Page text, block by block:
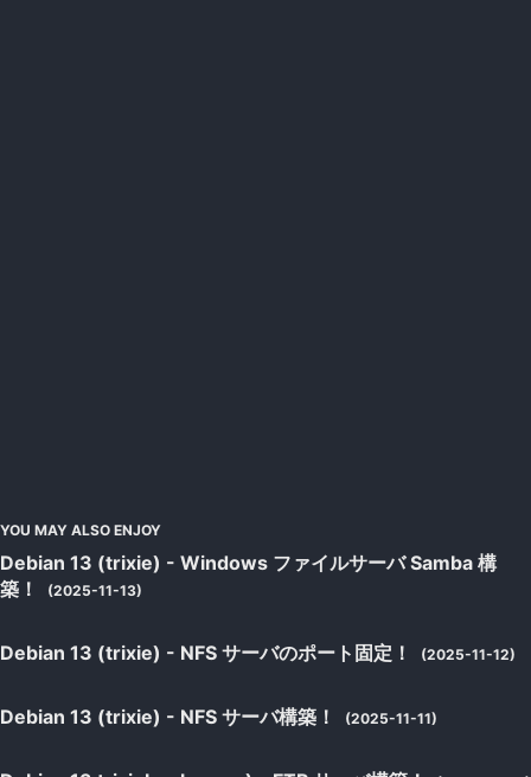
YOU MAY ALSO ENJOY
Debian 13 (trixie) - Windows ファイルサーバ Samba 構
築！
(2025-11-13)
Debian 13 (trixie) - NFS サーバのポート固定！ (2025-11-12)
Debian 13 (trixie) - NFS サーバ構築！ (2025-11-11)